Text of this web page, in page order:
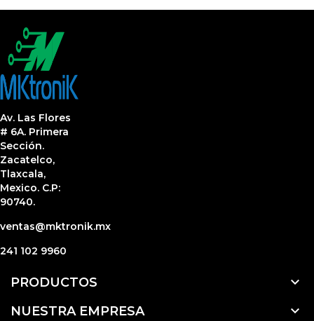
Av. Las Flores
# 6A. Primera
Sección.
Zacatelco,
Tlaxcala,
Mexico. C.P:
90740.
ventas@mktronik.mx
241 102 9960
PRODUCTOS 
NUESTRA EMPRESA 